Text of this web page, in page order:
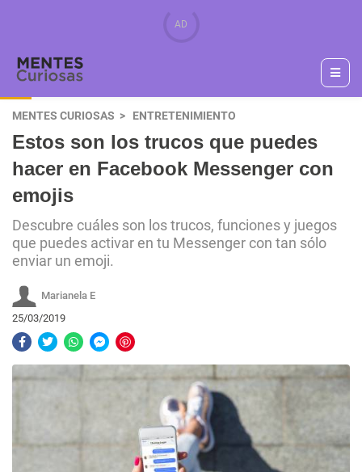
MENTES CURIOSAS ENTRETENIMIENTO
Estos son los trucos que puedes
hacer en Facebook Messenger con
emojis
Descubre cuáles son los trucos, funciones y juegos
que puedes activar en tu Messenger con tan sólo
enviar un emoji.
Marianela E
25/03/2019